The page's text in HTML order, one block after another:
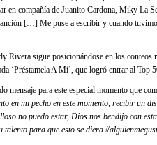
en compañía de Juanito Cardona, Miky La
[…] Me puse a escribir y cuando
Rivera sigue posicionándose en los
‘Préstamela A Mí’, que logró entrar al Top
mensaje para este especial momento que
en mi pecho en este momento, recibir un
no puedo estar, Dios nos bendijo con
para que esto se diera